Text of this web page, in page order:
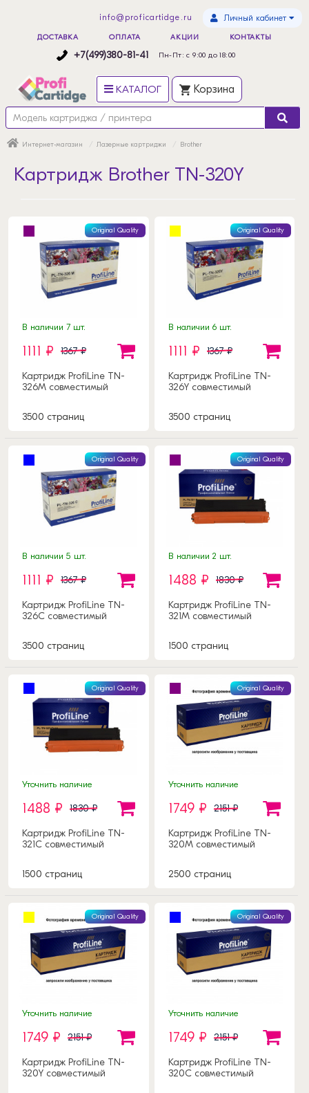
info@proficartidge.ru Личный кабинет
ДОСТАВКА ОПЛАТА АКЦИИ КОНТАКТЫ
+7(499)380-81-41 Пн-Пт: с 9:00 до 18:00
КАТАЛОГ Корзина
Интернет-магазин Лазерные картриджи Brother
Картридж Brother TN-320Y
Original Quality
В наличии 7 шт.
1111 ₽ 1367 ₽
Картридж ProfiLine TN-
326M совместимый
3500 страниц
Original Quality
В наличии 6 шт.
1111 ₽ 1367 ₽
Картридж ProfiLine TN-
326Y совместимый
3500 страниц
Original Quality
В наличии 5 шт.
1111 ₽ 1367 ₽
Картридж ProfiLine TN-
326C совместимый
3500 страниц
Original Quality
В наличии 2 шт.
1488 ₽ 1830 ₽
Картридж ProfiLine TN-
321M совместимый
1500 страниц
Original Quality
Уточнить наличие
1488 ₽ 1830 ₽
Картридж ProfiLine TN-
321C совместимый
1500 страниц
Original Quality
Уточнить наличие
1749 ₽ 2151 ₽
Картридж ProfiLine TN-
320M совместимый
2500 страниц
Original Quality
Уточнить наличие
1749 ₽ 2151 ₽
Картридж ProfiLine TN-
320Y совместимый
Original Quality
Уточнить наличие
1749 ₽ 2151 ₽
Картридж ProfiLine TN-
320C совместимый